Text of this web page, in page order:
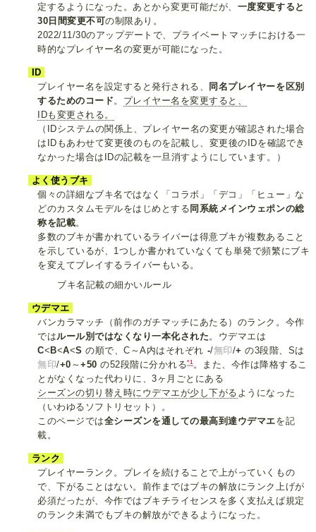
定するようになった。あとから変更可能だが、 一度変更すると
30日間変更不可の制限あり。
2022/11/30のアップデートで、プライベートマッチにおける一
時的なプレイヤー名の変更が可能になった。
ID
プレイヤー名を設定すると発行される、 同名プレイヤーを区別
するためのコード 。 プレイヤー名を変更すると、
IDも変更される。
（IDシステムの関係上、プレイヤー名の変更が確認された場合
はIDもあわせて変更後のものを記載し、変更後のIDを確認でき
なかった場合はIDの記載を一旦消すようにしています。）
よく使うブキ
個々の詳細なブキ名ではなく「コラボ」「デコ」「ヒュー」な
どのカスタムモデルをはじめとする同系統メインウェポンの総
称を記載。
多数のブキが書かれているライバーは得意ブキが複数あること
を示しているが、1つしか書かれていなくても単発で頻繁にブキ
を変えてプレイするライバーもいる。
ブキ名記載の細かいルール
ウデマエ
バンカラマッチ（前作のガチマッチにあたる）のランク。今作
ではルール別ではなくなり一本化された 。ウデマエは
C<B<A<S の順で、C～A内はそれぞれ -/無印/+ の3段階、Sは
無印/+0 ～+50 の52段階に分かれる*1。また、今作は降格するこ
とがなくなった代わりに、3ヶ月ごとにある
シーズンの切り替え時にウデマエが少し下がる ようになった
（いわゆるソフトリセット）。
このページでは全シーズンを通しての最高到達ウデマエを記
載。
ランク
プレイヤーランク。プレイを続けることで上がっていくもの
で、下がることはない。前作まではブキの解放にランク上げが
必須だったが、今作ではブキチライセンスを多く支払えば規定
のランク未満でもブキの解放ができるようになった。